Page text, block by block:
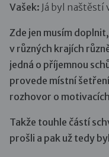
Vašek: Já byl naštěstí
Zde jen musím
v různých krajích
jedná o příjemnou
provede místní
rozhovor o
Takže touhle částí
prošli a pak už tedy